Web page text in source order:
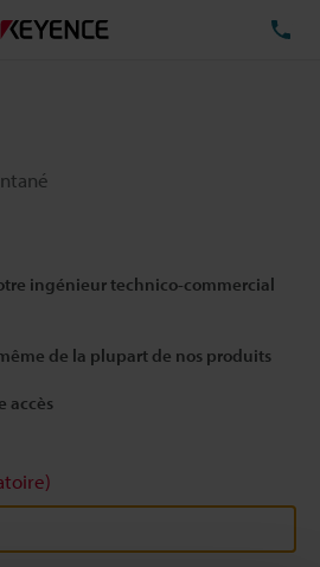
ingénieur technico-commercial
de la plupart de nos produits
accès